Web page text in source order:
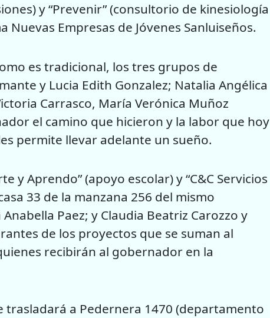
y “Prevenir” (consultorio de kinesiología
Empresas de Jóvenes Sanluiseños.
es tradicional, los tres grupos de
y Lucia Edith Gonzalez; Natalia Angélica
Carrasco, María Verónica Muñoz
el camino que hicieron y la labor que hoy
permite llevar adelante un sueño.
y Aprendo” (apoyo escolar) y “C&C Servicios
33 de la manzana 256 del mismo
Paez; y Claudia Beatriz Carozzo y
de los proyectos que se suman al
recibirán al gobernador en la
a Pedernera 1470 (departamento